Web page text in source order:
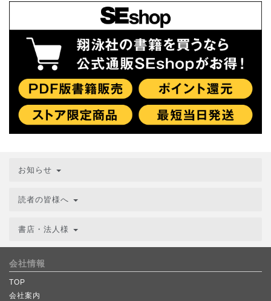
お知らせ
読者の皆様へ
書店・法人様
会社情報
TOP
会社案内